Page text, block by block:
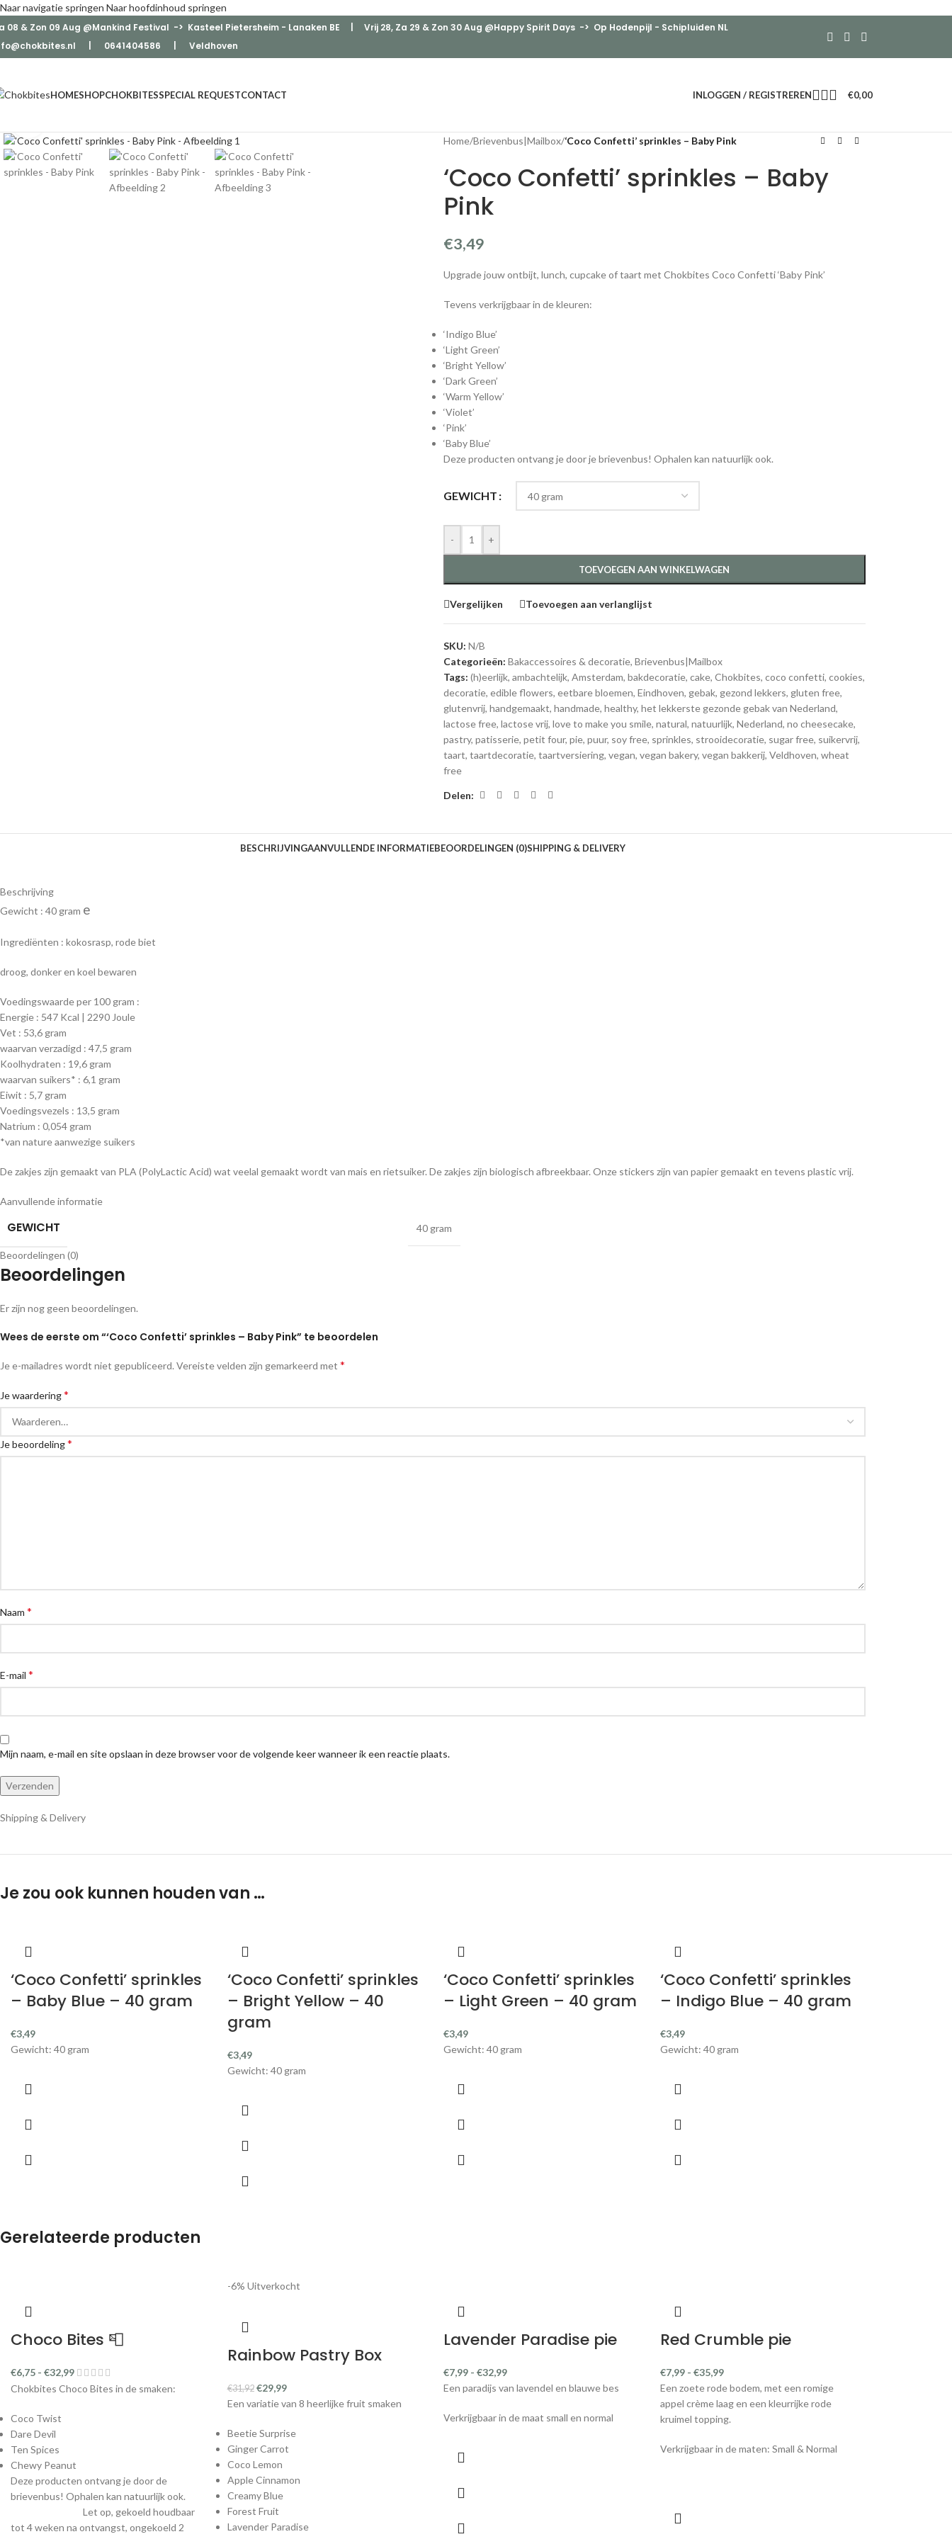
Naar navigatie springen Naar hoofdinhoud springen
08 & Zon 09 Aug @Mankind Festival -> Kasteel Pietersheim - Lanaken BE | Vrij 28, Za 29 & Zon 30 Aug @Happy Spirit Days -> Op Hodenpijl - Schipluiden NL
| 0641404586 | Veldhoven
HOMESHOPCHOKBITESSPECIAL REQUESTCONTACT INLOGGEN / REGISTREREN €0,00
Home/Brievenbus|Mailbox/‘Coco Confetti’ sprinkles – Baby Pink
‘Coco Confetti’ sprinkles – Baby
Pink
€3,49
Upgrade jouw ontbijt, lunch, cupcake of taart met Chokbites Coco Confetti ‘Baby Pink’
Tevens verkrijgbaar in de kleuren:
‘Indigo Blue’
‘Light Green’
‘Bright Yellow’
‘Dark Green’
‘Warm Yellow’
‘Violet’
‘Pink’
‘Baby Blue’
Deze producten ontvang je door je brievenbus! Ophalen kan natuurlijk ook.
GEWICHT
- +
TOEVOEGEN AAN WINKELWAGEN
Vergelijken Toevoegen aan verlanglijst
SKU: N/B
Categorieën: Bakaccessoires & decoratie, Brievenbus|Mailbox
Tags: (h)eerlijk, ambachtelijk, Amsterdam, bakdecoratie, cake, Chokbites, coco confetti, cookies,
decoratie, edible flowers, eetbare bloemen, Eindhoven, gebak, gezond lekkers, gluten free,
glutenvrij, handgemaakt, handmade, healthy, het lekkerste gezonde gebak van Nederland,
lactose free, lactose vrij, love to make you smile, natural, natuurlijk, Nederland, no cheesecake,
pastry, patisserie, petit four, pie, puur, soy free, sprinkles, strooidecoratie, sugar free, suikervrij,
taart, taartdecoratie, taartversiering, vegan, vegan bakery, vegan bakkerij, Veldhoven, wheat
free
Delen:
BESCHRIJVINGAANVULLENDE INFORMATIEBEOORDELINGEN (0)SHIPPING & DELIVERY
Beschrijving
Gewicht : 40 gram e
Ingrediënten : kokosrasp, rode biet
droog, donker en koel bewaren
Voedingswaarde per 100 gram :
Energie : 547 Kcal | 2290 Joule
Vet : 53,6 gram
waarvan verzadigd : 47,5 gram
Koolhydraten : 19,6 gram
waarvan suikers* : 6,1 gram
Eiwit : 5,7 gram
Voedingsvezels : 13,5 gram
Natrium : 0,054 gram
*van nature aanwezige suikers
De zakjes zijn gemaakt van PLA (PolyLactic Acid) wat veelal gemaakt wordt van mais en rietsuiker. De zakjes zijn biologisch afbreekbaar. Onze stickers zijn van papier gemaakt en tevens plastic vrij.
Aanvullende informatie
GEWICHT 40 gram
Beoordelingen (0)
Beoordelingen
Er zijn nog geen beoordelingen.
Wees de eerste om “‘Coco Confetti’ sprinkles – Baby Pink” te beoordelen
Je e-mailadres wordt niet gepubliceerd. Vereiste velden zijn gemarkeerd met *
Je waardering*
Je beoordeling*
Naam *
E-mail *
Mijn naam, e-mail en site opslaan in deze browser voor de volgende keer wanneer ik een reactie plaats.
Shipping & Delivery
Je zou ook kunnen houden van …
‘Coco Confetti’ sprinkles
– Baby Blue – 40 gram
€3,49
Gewicht: 40 gram
‘Coco Confetti’ sprinkles
– Bright Yellow – 40
gram
€3,49
Gewicht: 40 gram
‘Coco Confetti’ sprinkles
– Light Green – 40 gram
€3,49
Gewicht: 40 gram
‘Coco Confetti’ sprinkles
– Indigo Blue – 40 gram
€3,49
Gewicht: 40 gram
Gerelateerde producten
Choco Bites 📮
€6,75 - €32,99
Chokbites Choco Bites in de smaken:
Coco Twist
Dare Devil
Ten Spices
Chewy Peanut
Deze producten ontvang je door de
brievenbus! Ophalen kan natuurlijk ook.
Let op, gekoeld houdbaar
tot 4 weken na ontvangst, ongekoeld 2
-6% Uitverkocht
Rainbow Pastry Box
€31,92 €29,99
Een variatie van 8 heerlijke fruit smaken
Beetie Surprise
Ginger Carrot
Coco Lemon
Apple Cinnamon
Creamy Blue
Forest Fruit
Lavender Paradise
Lavender Paradise pie
€7,99 - €32,99
Een paradijs van lavendel en blauwe bes
Verkrijgbaar in de maat small en normal
Red Crumble pie
€7,99 - €35,99
Een zoete rode bodem, met een romige
appel crème laag en een kleurrijke rode
kruimel topping.
Verkrijgbaar in de maten: Small & Normal